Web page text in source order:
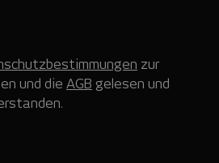
zur
und die AGB gelesen und